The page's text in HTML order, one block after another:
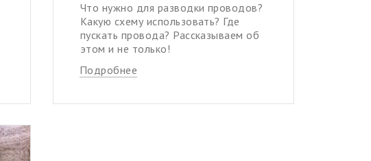
Что нужно для разводки проводов?
Какую схему использовать? Где
пускать провода? Рассказываем об
этом и не только!
Подробнее